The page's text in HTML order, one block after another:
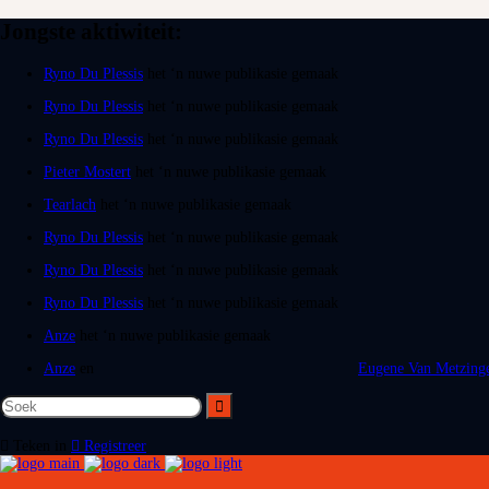
Ryno Du Plessis
Ryno Du Plessis
Ryno Du Plessis
Pieter Mostert
Tearlach
Ryno Du Plessis
Ryno Du Plessis
Ryno Du Plessis
Anze
Anze
Eugene Van
Registreer